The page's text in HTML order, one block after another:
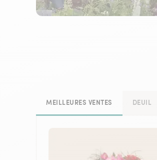
MEILLEURES VENTES DEUIL